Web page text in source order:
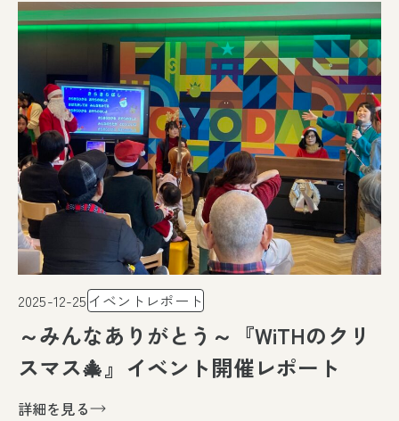
2025-12-25イベントレポート
～みんなありがとう～『WiTHのクリ
スマス🎄』イベント開催レポート
詳細を見る